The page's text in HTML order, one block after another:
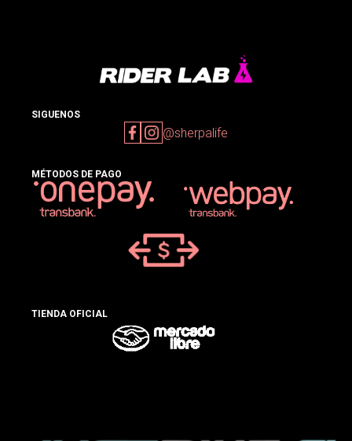
SIGUENOS
@sherpalife
MÉTODOS DE PAGO
TIENDA OFICIAL